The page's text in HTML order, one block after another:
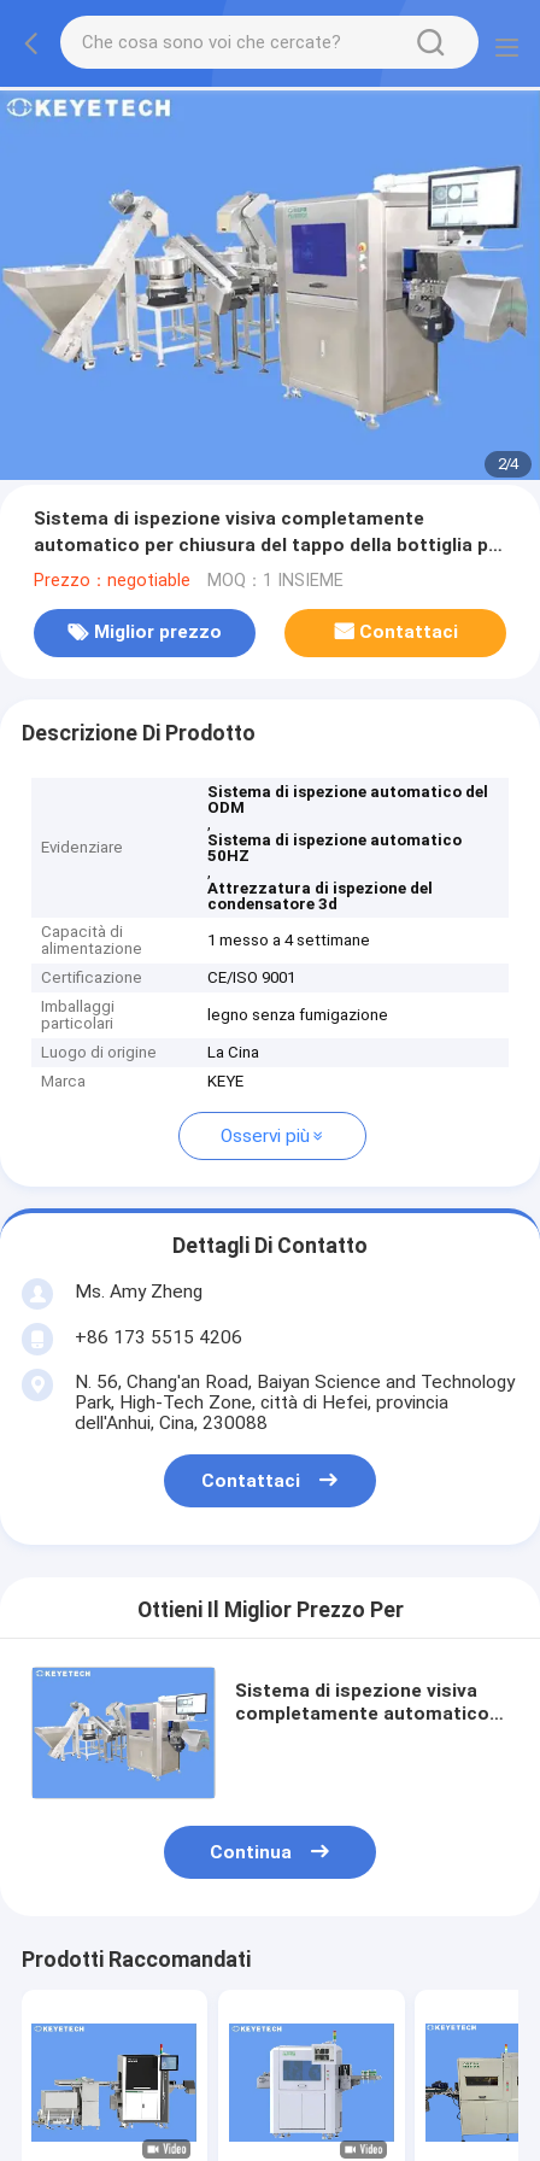
2/4
Sistema di ispezione visiva completamente
automatico per chiusura del tappo della bottiglia per
gocce per occhi
Prezzo：negotiable MOQ：1 INSIEME
Miglior prezzo Contattaci
Descrizione Di Prodotto
Evidenziare
Sistema di ispezione automatico del
ODM
,
Sistema di ispezione automatico
50HZ
,
Attrezzatura di ispezione del
condensatore 3d
Capacità di
alimentazione
1 messo a 4 settimane
Certificazione
CE/ISO 9001
Imballaggi
particolari
legno senza fumigazione
Luogo di origine
La Cina
Marca
KEYE
Osservi più
Dettagli Di Contatto
Ms. Amy Zheng
+86 173 5515 4206
N. 56, Chang'an Road, Baiyan Science and Technology
Park, High-Tech Zone, città di Hefei, provincia
dell'Anhui, Cina, 230088
Contattaci
Ottieni Il Miglior Prezzo Per
Sistema di ispezione visiva
completamente automatico
Continua
Prodotti Raccomandati